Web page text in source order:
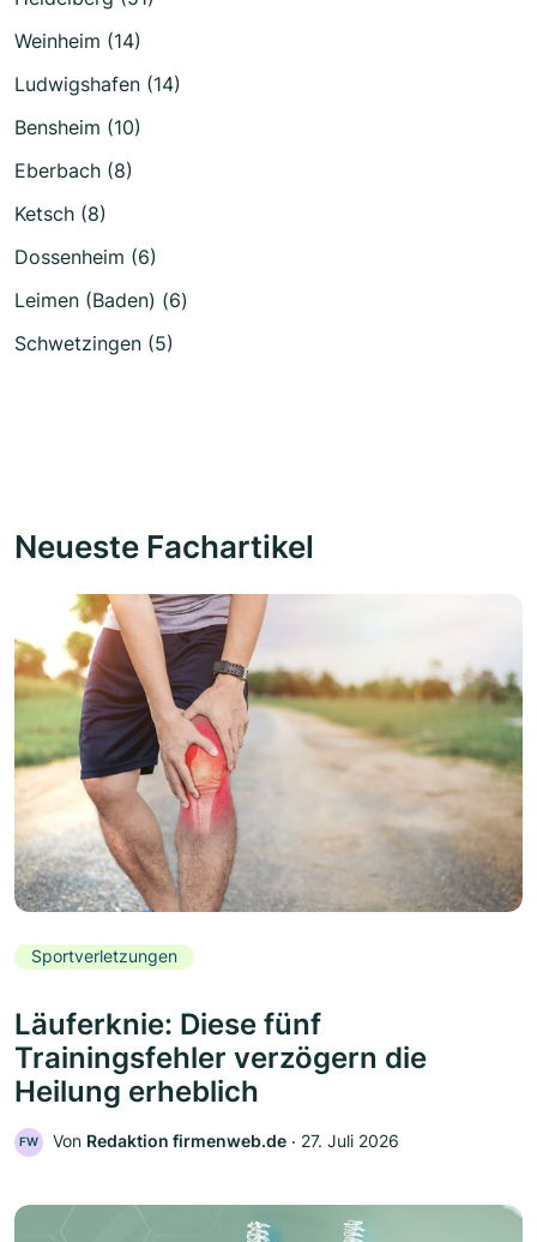
Weinheim (14)
Ludwigshafen (14)
Bensheim (10)
Eberbach (8)
Ketsch (8)
Dossenheim (6)
Leimen (Baden) (6)
Schwetzingen (5)
Neueste Fachartikel
Sportverletzungen
Läuferknie: Diese fünf
Trainingsfehler verzögern die
Heilung erheblich
FW Von Redaktion firmenweb.de ‧ 27. Juli 2026